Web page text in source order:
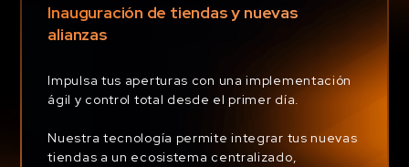
Inauguración de tiendas y nuevas
alianzas
Impulsa tus aperturas con una implementación
ágil y control total desde el primer día.
Nuestra tecnología permite integrar tus nuevas
tiendas a un ecosistema centralizado,